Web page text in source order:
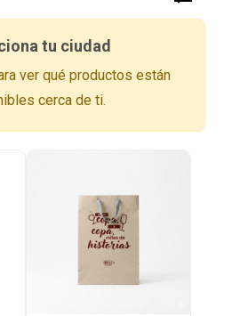
tu ciudad
ver qué productos están
cerca de ti.